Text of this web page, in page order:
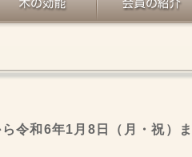
令和6年1月8日（月・祝）